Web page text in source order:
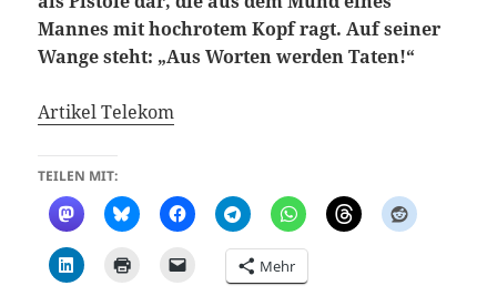
Mannes mit hochrotem Kopf ragt. Auf seiner
Wange steht: „Aus Worten werden Taten!“
Artikel Telekom
TEILEN MIT:
Mehr